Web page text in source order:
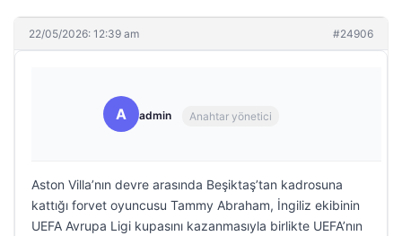
22/05/2026: 12:39 am #24906
A admin Anahtar yönetici
Aston Villa’nın devre arasında Beşiktaş’tan kadrosuna
kattığı forvet oyuncusu Tammy Abraham, İngiliz ekibinin
UEFA Avrupa Ligi kupasını kazanmasıyla birlikte UEFA’nın